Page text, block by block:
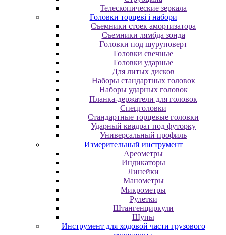
Телескопические зеркала
Головки торцеві і набори
Cъeмники cтoeк aмopтизaтopa
Cъeмники лямбдa зoндa
Гoлoвки пoд шуpупoвepт
Головки свечные
Головки ударные
Для литых дисков
Наборы стандартных головок
Наборы ударных головок
Планка-держатели для головок
Спецголовки
Стандартные торцевые головки
Ударный квадрат под футорку
Универсальный профиль
Измерительный инструмент
Ареометры
Индикаторы
Линейки
Манометры
Микрометры
Рулетки
Штангенциркули
Щупы
Инструмент для ходовой части грузового